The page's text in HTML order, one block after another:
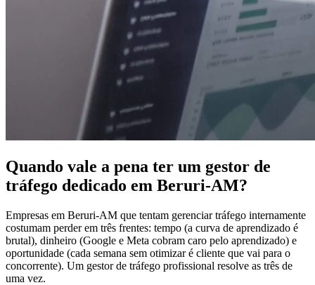
Quando vale a pena ter um gestor de
tráfego dedicado em Beruri-AM?
Empresas em Beruri-AM que tentam gerenciar tráfego internamente
costumam perder em três frentes: tempo (a curva de aprendizado é
brutal), dinheiro (Google e Meta cobram caro pelo aprendizado) e
oportunidade (cada semana sem otimizar é cliente que vai para o
concorrente). Um gestor de tráfego profissional resolve as três de
uma vez.